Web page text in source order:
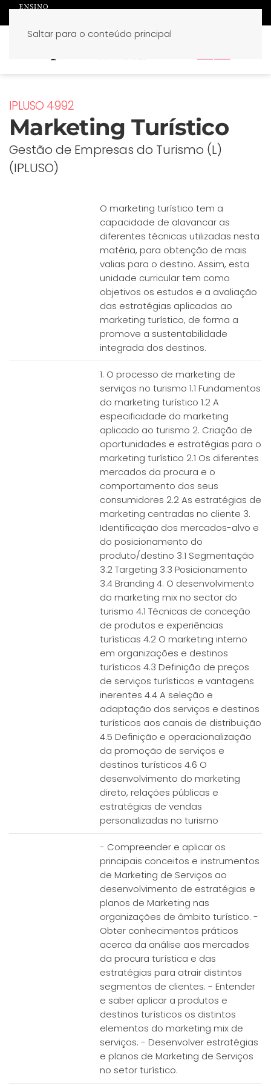
Saltar para o conteúdo principal
IPLUSO 4992
Marketing Turístico
Gestão de Empresas do Turismo (L)
(IPLUSO)
O marketing turístico tem a
capacidade de alavancar as
diferentes técnicas utilizadas nesta
matéria, para obtenção de mais
valias para o destino. Assim, esta
unidade curricular tem como
objetivos os estudos e a avaliação
das estratégias aplicadas ao
marketing turístico, de forma a
promove a sustentabilidade
integrada dos destinos.
1. O processo de marketing de
serviços no turismo 1.1 Fundamentos
do marketing turístico 1.2 A
especificidade do marketing
aplicado ao turismo 2. Criação de
oportunidades e estratégias para o
marketing turístico 2.1 Os diferentes
mercados da procura e o
comportamento dos seus
consumidores 2.2 As estratégias de
marketing centradas no cliente 3.
Identificação dos mercados-alvo e
do posicionamento do
produto/destino 3.1 Segmentação
3.2 Targeting 3.3 Posicionamento
3.4 Branding 4. O desenvolvimento
do marketing mix no sector do
turismo 4.1 Técnicas de conceção
de produtos e experiências
turísticas 4.2 O marketing interno
em organizações e destinos
turísticos 4.3 Definição de preços
de serviços turísticos e vantagens
inerentes 4.4 A seleção e
adaptação dos serviços e destinos
turísticos aos canais de distribuição
4.5 Definição e operacionalização
da promoção de serviços e
destinos turísticos 4.6 O
desenvolvimento do marketing
direto, relações públicas e
estratégias de vendas
personalizadas no turismo
- Compreender e aplicar os
principais conceitos e instrumentos
de Marketing de Serviços ao
desenvolvimento de estratégias e
planos de Marketing nas
organizações de âmbito turístico. -
Obter conhecimentos práticos
acerca da análise aos mercados
da procura turística e das
estratégias para atrair distintos
segmentos de clientes. - Entender
e saber aplicar a produtos e
destinos turísticos os distintos
elementos do marketing mix de
serviços. - Desenvolver estratégias
e planos de Marketing de Serviços
no setor turístico.